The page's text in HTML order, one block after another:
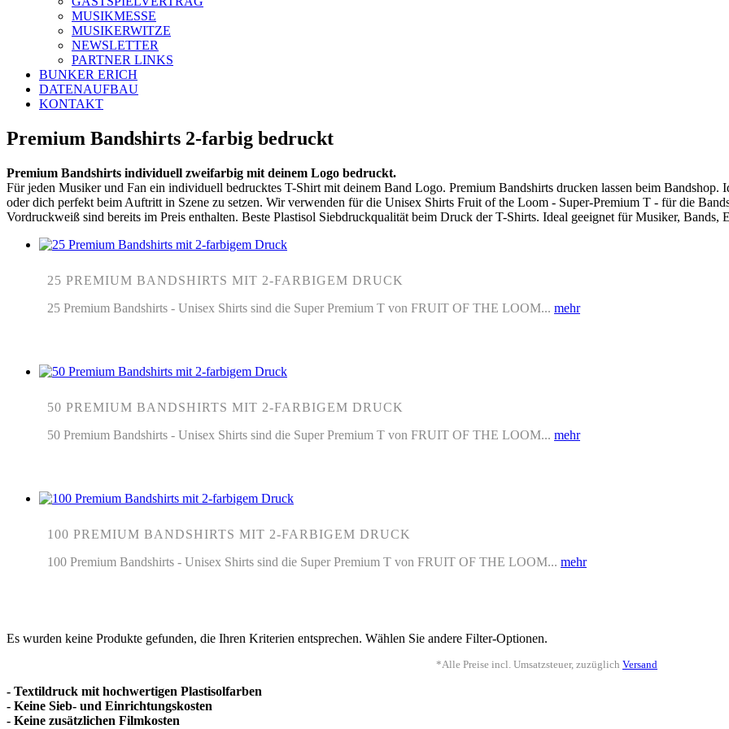
MUSIKMESSE
MUSIKERWITZE
NEWSLETTER
PARTNER LINKS
BUNKER ERICH
DATENAUFBAU
KONTAKT
Premium Bandshirts 2-farbig bedruckt
Premium Bandshirts individuell zweifarbig mit deinem Logo bedruckt.
Für jeden Musiker und Fan ein individuell bedrucktes T-Shirt mit deinem Band Logo. Premium Bandshirts drucken lassen beim Bandshop.
oder dich perfekt beim Auftritt in Szene zu setzen. Wir verwenden für die Unisex Shirts Fruit of the Loom - Super-Premium T - für die
Vordruckweiß sind bereits im Preis enthalten. Beste Plastisol Siebdruckqualität beim Druck der T-Shirts. Ideal geeignet für Musiker, Bands,
25 PREMIUM BANDSHIRTS MIT 2-FARBIGEM DRUCK
25 Premium Bandshirts - Unisex Shirts sind die Super Premium T von FRUIT OF THE LOOM... mehr
50 PREMIUM BANDSHIRTS MIT 2-FARBIGEM DRUCK
50 Premium Bandshirts - Unisex Shirts sind die Super Premium T von FRUIT OF THE LOOM... mehr
100 PREMIUM BANDSHIRTS MIT 2-FARBIGEM DRUCK
100 Premium Bandshirts - Unisex Shirts sind die Super Premium T von FRUIT OF THE LOOM... mehr
Es wurden keine Produkte gefunden, die Ihren Kriterien entsprechen. Wählen Sie andere Filter-Optionen.
*Alle Preise incl. Umsatzsteuer, zuzüglich Versand
- Textildruck mit hochwertigen Plastisolfarben
- Keine Sieb- und Einrichtungskosten
- Keine zusätzlichen Filmkosten